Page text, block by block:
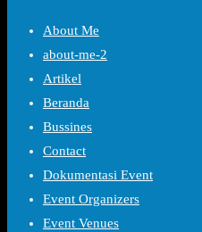
About Me
about-me-2
Artikel
Beranda
Bussines
Contact
Dokumentasi Event
Event Organizers
Event Venues